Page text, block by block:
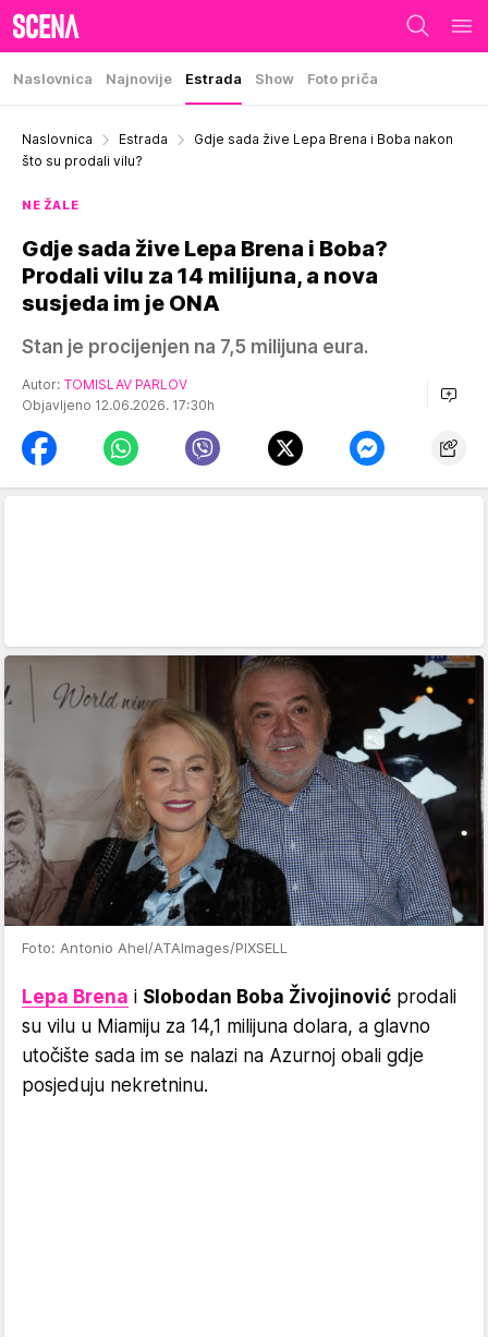
Naslovnica Najnovije Estrada Show Foto priča
Naslovnica Estrada
Gdje sada žive Lepa Brena i Boba nakon
što su prodali vilu?
NE ŽALE
Gdje sada žive Lepa Brena i Boba?
Prodali vilu za 14 milijuna, a nova
susjeda im je ONA
Stan je procijenjen na 7,5 milijuna eura.
Autor: TOMISLAV PARLOV
Objavljeno 12.06.2026. 17:30h
Foto: Antonio Ahel/ATAImages/PIXSELL
Lepa Brena i Slobodan Boba Živojinović prodali
su vilu u Miamiju za 14,1 milijuna dolara, a glavno
utočište sada im se nalazi na Azurnoj obali gdje
posjeduju nekretninu.